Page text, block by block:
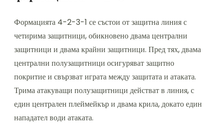
Формацията 4-2-3-1 се състои от защитна линия с
четирима защитници, обикновено двама централни
защитници и двама крайни защитници. Пред тях, двама
централни полузащитници осигуряват защитно
покритие и свързват играта между защитата и атаката.
Трима атакуващи полузащитници действат в линия, с
един централен плеймейкър и двама крила, докато един
нападател води атаката.